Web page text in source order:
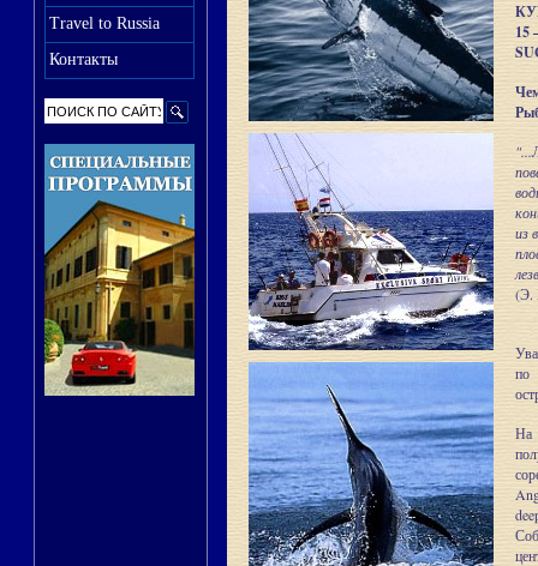
Travel to Russia
Контакты
15
из
(Э.
по
На